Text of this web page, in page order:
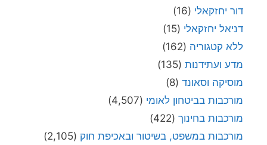
דור יחזקאלי (16)
דניאל יחזקאלי (15)
ללא קטגוריה (162)
מדע ועתידנות (135)
מוסיקה וסאונד (8)
מורכבות בביטחון לאומי (4,507)
מורכבות בחינוך (422)
מורכבות במשפט, בשיטור ובאכיפת חוק (2,105)